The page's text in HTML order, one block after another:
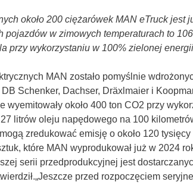
około 200 ciężarówek MAN eTruck
w zimowych temperaturach to
przy wykorzystaniu w 100% zielonej
MAN zostało pomyślnie
Schenker, Dachser, Dräxlmaier i
około 400 ton CO2 przy
litrów oleju napędowego na 100
zredukować emisję o około 120
które MAN wyprodukował już w 2024
serii przedprodukcyjnej jest
przed rozpoczęciem